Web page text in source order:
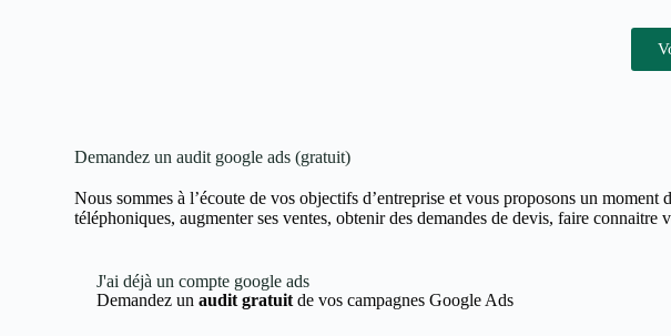
Demandez un audit google ads (gratuit)
Nous sommes à l’écoute de vos objectifs d’entreprise et vous proposons un
téléphoniques, augmenter ses ventes, obtenir des demandes de devis, faire connaitre
J'ai déjà un compte google ads
Demandez unaudit gratuit de vos campagnes Google Ads